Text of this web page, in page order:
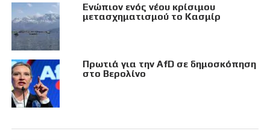
Eνώπιον ενός νέου κρίσιμου
μετασχηματισμού το Κασμίρ
Πρωτιά για την AfD σε δημοσκόπηση
στο Βερολίνο